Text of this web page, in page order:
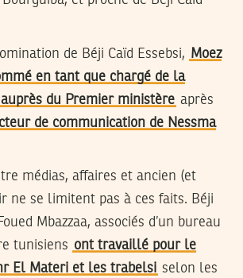
de Béji Caïd Essebsi, Moez
en tant que chargé de la
du Premier ministère après
de communication de Nessma
médias, affaires et ancien (et
ne se limitent pas à ces faits. Béji
Mbazzaa, associés d’un bureau
tunisiens ont travaillé pour le
El Materi et les trabelsi selon les